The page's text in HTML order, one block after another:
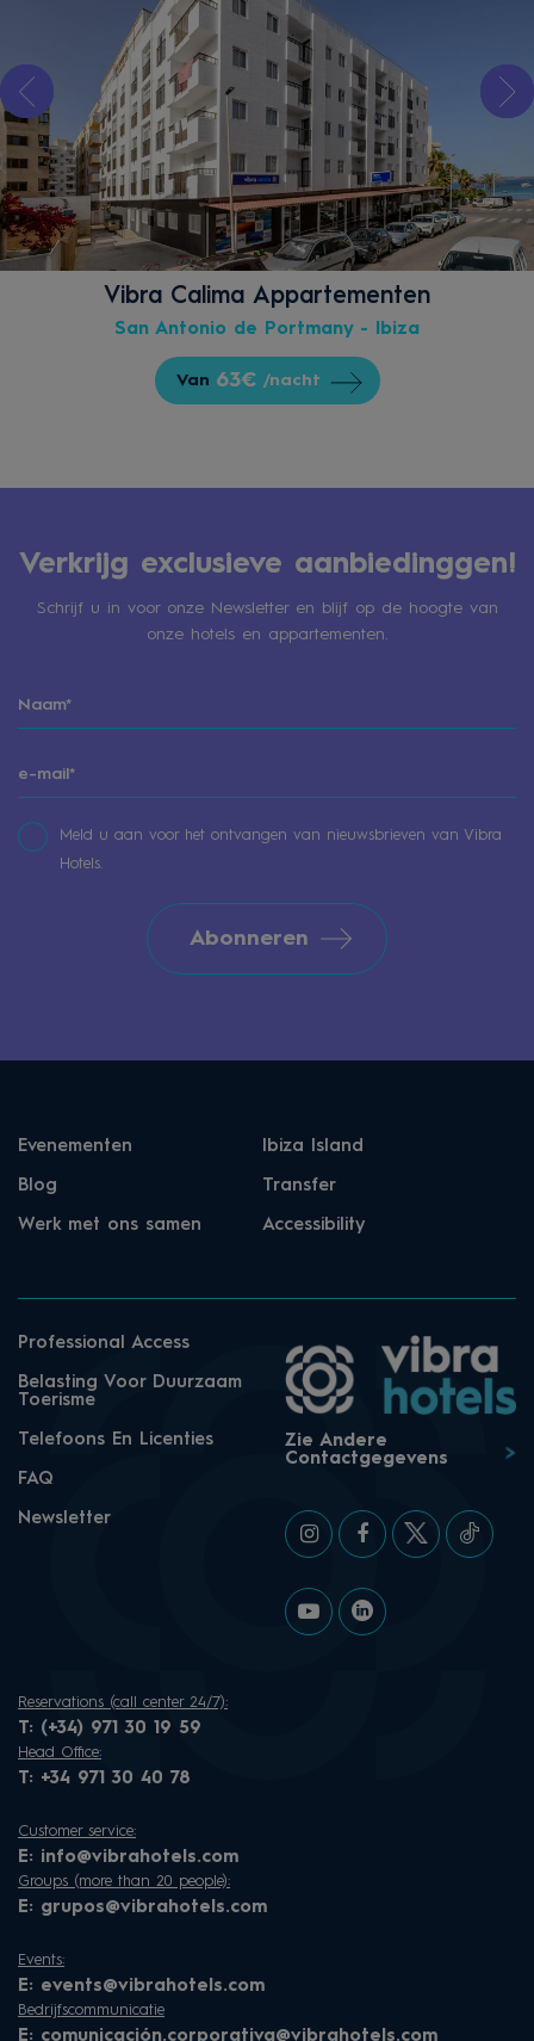
Vibra Calima Appartementen
San Antonio de Portmany - Ibiza
Van 63€ /nacht
Verkrijg exclusieve aanbiedinggen!
Schrijf u in voor onze Newsletter en blijf op de hoogte van
onze hotels en appartementen.
Meld u aan voor het ontvangen van nieuwsbrieven van Vibra
Hotels.
Abonneren
Evenementen Ibiza Island
Blog Transfer
Werk met ons samen Accessibility
Professional Access
Belasting Voor Duurzaam
Toerisme
Telefoons En Licenties
FAQ
Newsletter
Zie Andere
Contactgegevens
Reservations (call center 24/7):
T: (+34) 971 30 19 59
Head Office:
T: +34 971 30 40 78
Customer service:
E: info@vibrahotels.com
Groups (more than 20 people):
E: grupos@vibrahotels.com
Events:
E: events@vibrahotels.com
Bedrijfscommunicatie
E: comunicación.corporativa@vibrahotels.com